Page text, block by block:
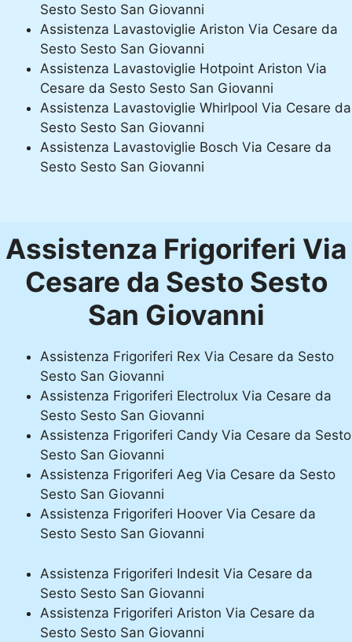
Sesto Sesto San Giovanni
Assistenza Lavastoviglie Ariston Via Cesare da
Sesto Sesto San Giovanni
Assistenza Lavastoviglie Hotpoint Ariston Via
Cesare da Sesto Sesto San Giovanni
Assistenza Lavastoviglie Whirlpool Via Cesare da
Sesto Sesto San Giovanni
Assistenza Lavastoviglie Bosch Via Cesare da
Sesto Sesto San Giovanni
Assistenza Frigoriferi Via
Cesare da Sesto Sesto
San Giovanni
Assistenza Frigoriferi Rex Via Cesare da Sesto
Sesto San Giovanni
Assistenza Frigoriferi Electrolux Via Cesare da
Sesto Sesto San Giovanni
Assistenza Frigoriferi Candy Via Cesare da Sesto
Sesto San Giovanni
Assistenza Frigoriferi Aeg Via Cesare da Sesto
Sesto San Giovanni
Assistenza Frigoriferi Hoover Via Cesare da
Sesto Sesto San Giovanni
Assistenza Frigoriferi Indesit Via Cesare da
Sesto Sesto San Giovanni
Assistenza Frigoriferi Ariston Via Cesare da
Sesto Sesto San Giovanni